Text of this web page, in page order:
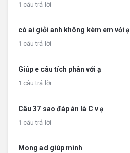
1 câu trả lời
có ai giỏi anh không kèm em với ạ
1 câu trả lời
Giúp e câu tích phân với ạ
1 câu trả lời
Câu 37 sao đáp án là C v ạ
1 câu trả lời
Mong ad giúp mình